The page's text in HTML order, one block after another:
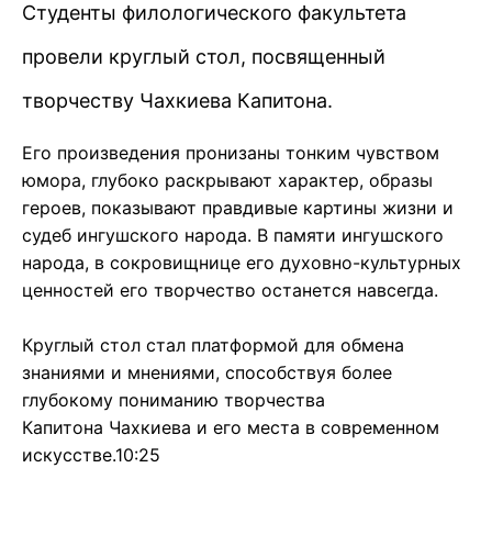
Студенты филологического факультета
провели круглый стол, посвященный
творчеству Чахкиева Капитона.
Его произведения пронизаны тонким чувством
юмора, глубоко раскрывают характер, образы
героев, показывают правдивые картины жизни и
судеб ингушского народа. В памяти ингушского
народа, в сокровищнице его духовно-культурных
ценностей его творчество останется навсегда.
Круглый стол стал платформой для обмена
знаниями и мнениями, способствуя более
глубокому пониманию творчества
Капитона Чахкиева и его места в современном
искусстве.10:25